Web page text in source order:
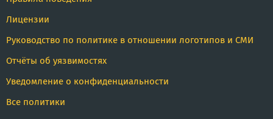
Лицензии
Руководство по политике в отношении логотипов и СМИ
Отчёты об уязвимостях
Уведомление о конфиденциальности
Все политики